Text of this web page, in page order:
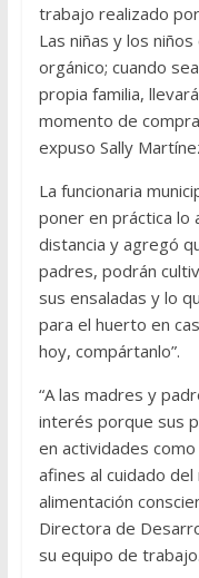
trabajo realizado
Las niñas y los
orgánico; cuando
propia familia,
momento de
expuso Sally
La funcionaria
poner en práctica lo
distancia y agregó
padres, podrán
sus ensaladas y lo
para el huerto en
hoy, compártanlo”.
“A las madres y
interés porque sus
en actividades
afines al cuidado
alimentación
Directora de
su equipo de trabajo.